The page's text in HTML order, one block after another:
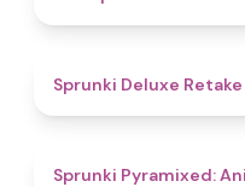
Sprunki Deluxe Retake
Sprunki Pyramixed: